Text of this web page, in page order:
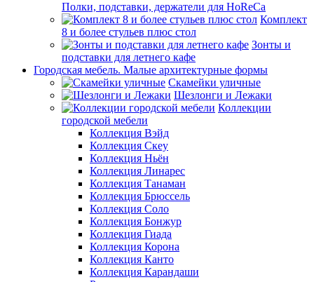
Полки, подставки, держатели для HoReCa
Комплект
8 и более стульев плюс стол
Зонты и
подставки для летнего кафе
Городская мебель. Малые архитектурные формы
Скамейки уличные
Шезлонги и Лежаки
Коллекции
городской мебели
Коллекция Вэйд
Коллекция Скеу
Коллекция Ньён
Коллекция Линарес
Коллекция Танаман
Коллекция Брюссель
Коллекция Соло
Коллекция Бонжур
Коллекция Гиада
Коллекция Корона
Коллекция Канто
Коллекция Карандаши